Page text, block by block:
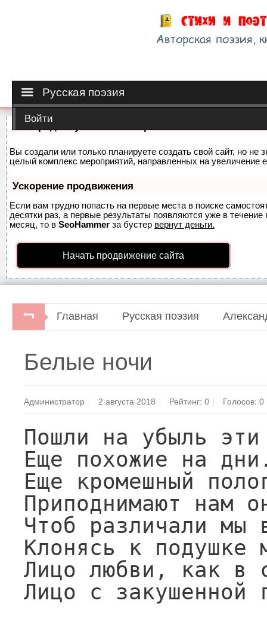
Русская поэзия
Войти
Вы создали или только планируете создать свой сайт, но не
целый комплекс мероприятий, направленных на увеличение
Ускорение продвижения
Если вам трудно попасть на первые места в поиске
десятки раз, а первые результаты появляются уже в
месяц, то в SeoHammer за бустер вернут деньги.
Начать продвижение сайта
Главная Русская поэзия
Белые ночи
Администратор 2 августа 2018 Рейтинг:0 Голосов: 0
Пошли на убыль
Еще похожие на
Еще кромешный
Приподнимают нам
Чтоб различали мы
Клонясь к подушке
Лицо любви, как в
Лицо с закушенной